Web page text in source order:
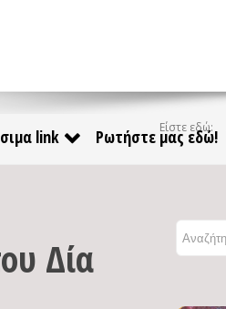
link Ρωτήστε μας εδώ!
Είστε εδώ:
Δία